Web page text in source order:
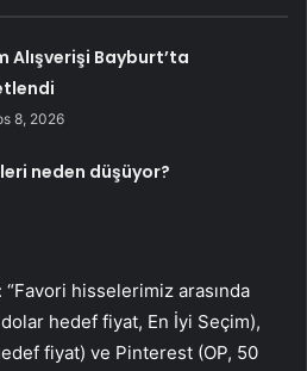
Alışverişi Bayburt’ta
8, 2026
neden düşüyor?
hisselerimiz arasında
hedef fiyat, En İyi Seçim),
fiyat) ve Pinterest (OP, 50